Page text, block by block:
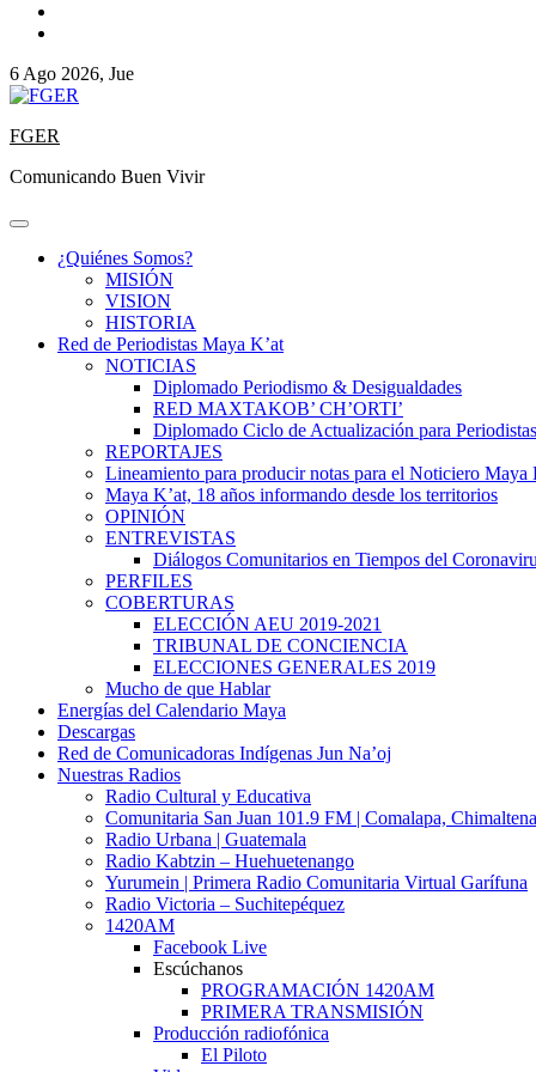
6 Ago 2026, Jue
FGER
Comunicando Buen Vivir
¿Quiénes Somos?
MISIÓN
VISION
HISTORIA
Red de Periodistas Maya K’at
NOTICIAS
Diplomado Periodismo & Desigualdades
RED MAXTAKOB’ CH’ORTI’
Diplomado Ciclo de Actualización para Periodistas
REPORTAJES
Lineamiento para producir notas para el Noticiero Maya
Maya K’at, 18 años informando desde los territorios
OPINIÓN
ENTREVISTAS
Diálogos Comunitarios en Tiempos del
PERFILES
COBERTURAS
ELECCIÓN AEU 2019-2021
TRIBUNAL DE CONCIENCIA
ELECCIONES GENERALES 2019
Mucho de que Hablar
Energías del Calendario Maya
Descargas
Red de Comunicadoras Indígenas Jun Na’oj
Nuestras Radios
Radio Cultural y Educativa
Comunitaria San Juan 101.9 FM | Comalapa,
Radio Urbana | Guatemala
Radio Kabtzin – Huehuetenango
Yurumein | Primera Radio Comunitaria Virtual Garífuna
Radio Victoria – Suchitepéquez
1420AM
Facebook Live
Escúchanos
PROGRAMACIÓN 1420AM
PRIMERA TRANSMISIÓN
Producción radiofónica
El Piloto